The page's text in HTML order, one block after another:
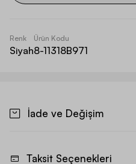
Renk
Siyah
Ürün Kodu
8-11318B971
İade ve Değişim
Taksit Seçenekleri